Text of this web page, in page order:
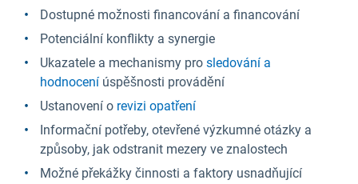
Dostupné možnosti financování a financování
Potenciální konflikty a synergie
Ukazatele a mechanismy pro sledování a
hodnocení úspěšnosti provádění
Ustanovení o revizi opatření
Informační potřeby, otevřené výzkumné otázky a
způsoby, jak odstranit mezery ve znalostech
Možné překážky činnosti a faktory usnadňující